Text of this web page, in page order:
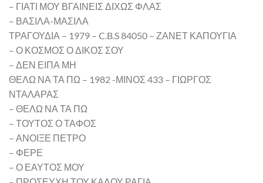
– ΓΙΑΤΙ ΜΟΥ ΒΓΑΙΝΕΙΣ ΔΙΧΩΣ ΦΛΑΣ
– ΒΑΣΙΛΑ-ΜΑΣΙΛΑ
ΤΡΑΓΟΥΔΙΑ – 1979 – C.B.S 84050 – ΖΑΝΕΤ ΚΑΠΟΥΓΙΑ
– Ο ΚΟΣΜΟΣ Ο ΔΙΚΟΣ ΣΟΥ
– ΔΕΝ ΕΙΠΑ ΜΗ
ΘΕΛΩ ΝΑ ΤΑ ΠΩ – 1982 -ΜΙΝΟΣ 433 – ΓΙΩΡΓΟΣ
ΝΤΑΛΑΡΑΣ
– ΘΕΛΩ ΝΑ ΤΑ ΠΩ
– ΤΟΥΤΟΣ Ο ΤΑΦΟΣ
– ΑΝΟΙΞΕ ΠΕΤΡΟ
– ΦΕΡΕ
– Ο ΕΑΥΤΟΣ ΜΟΥ